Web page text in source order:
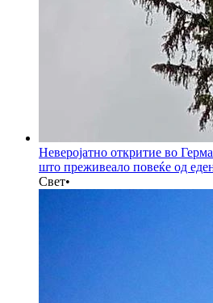
Неверојатно откритие во
што преживеало повеќе од
Свет•